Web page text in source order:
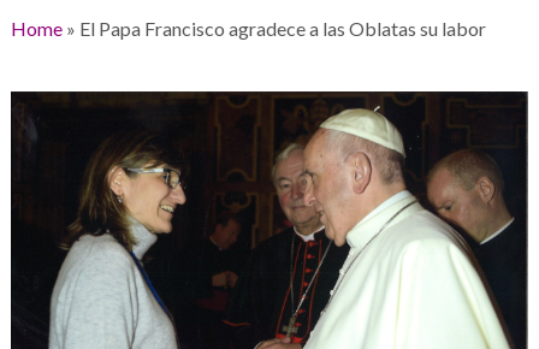
Home» El Papa Francisco agradece a las Oblatas su labor